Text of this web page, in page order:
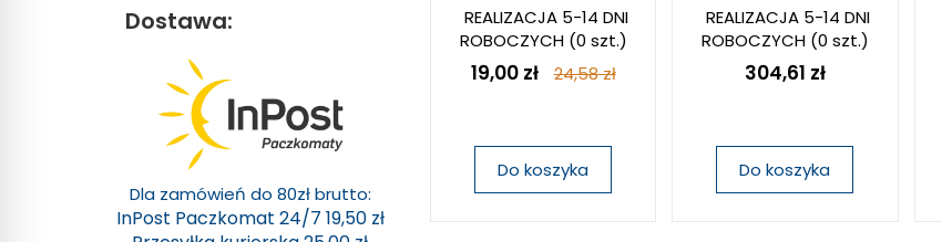
REALIZACJA 5-14 DNI
ROBOCZYCH(0 szt.)
19,00 zł 24,58 zł
Do koszyka
REALIZACJA 5-14 DNI
ROBOCZYCH(0 szt.)
304,61 zł
Do koszyka
Dostawa:
Dla zamówień do 80zł brutto:
InPost Paczkomat 24/7 19,50 zł